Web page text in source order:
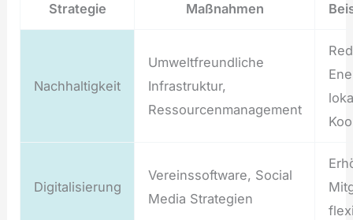
Strategie Maßnahmen
Nachhaltigkeit
Umweltfreundliche
Infrastruktur,
Ressourcenmanagement
Digitalisierung
Vereinssoftware, Social
Media Strategien